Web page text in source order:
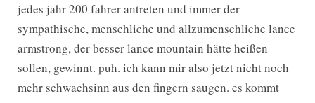
jedes jahr 200 fahrer antreten und immer der
sympathische, menschliche und allzumenschliche lance
armstrong, der besser lance mountain hätte heißen
sollen, gewinnt. puh. ich kann mir also jetzt nicht noch
mehr schwachsinn aus den fingern saugen. es kommt